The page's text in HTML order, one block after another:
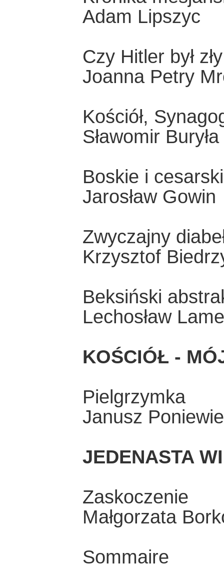
Adam Lipszyc
Czy Hitler był zły
Joanna Petry
Kościół,
Sławomir Buryła
Boskie i
Jarosław Gowin
Zwyczajny
Krzysztof
Beksiński
Lechosław
KOŚCIÓŁ -
Pielgrzymka
Janusz
JEDENASTA
Zaskoczenie
Małgorzata
Sommaire